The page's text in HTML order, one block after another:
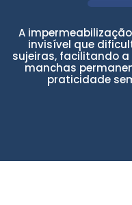
A
invisível que
sujeiras, facilitando a
manchas
praticidade